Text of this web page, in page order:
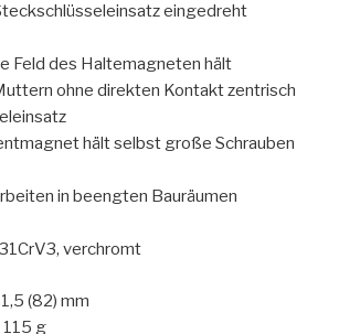
eingedreht
Feld des Haltemagneten hält
ohne direkten Kontakt zentrisch
hält selbst große Schrauben
in beengten Bauräumen
verchromt
(82) mm
g